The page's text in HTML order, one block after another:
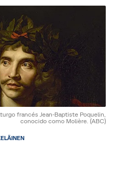
francés Jean-Baptiste Poquelin,
conocido como Molière. (ABC)